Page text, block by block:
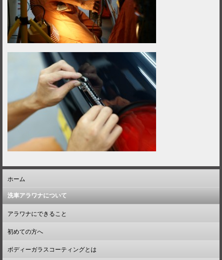
ホーム
洗車アラワナについて
アラワナにできること
初めての方へ
ボディーガラスコーティングとは